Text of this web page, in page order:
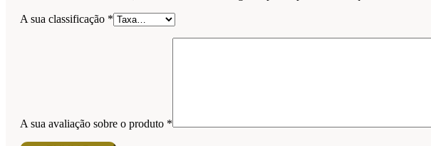
A sua classificação *
A sua avaliação sobre o produto *